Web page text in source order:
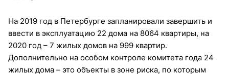
На 2019 год в Петербурге запланировали завершить и
ввести в эксплуатацию 22 дома на 8064 квартиры, на
2020 год – 7 жилых домов на 999 квартир.
Дополнительно на особом контроле комитета года 24
жилых дома – это объекты в зоне риска, по которым